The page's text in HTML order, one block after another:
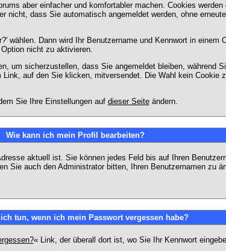
aber einfacher und komfortabler machen. Cookies
dass Sie automatisch angemeldet werden, ohne
Dann wird Ihr Benutzername und Kennwort in
nicht zu aktivieren.
um sicherzustellen, dass Sie angemeldet bleiben, während
auf den Sie klicken, mitversendet. Die Wahl kein Cookie
Sie Ihre Einstellungen auf dieser Seiteändern.
Wie kann ich mein Profil bearbeiten?
aktuell ist. Sie können jedes Feld bis auf Ihren
Sie auch den Administrator bitten, Ihren Benutzernamen zu
tun, wenn ich mein Passwort vergessen habe?
« Link, der überall dort ist, wo Sie Ihr Kennwort